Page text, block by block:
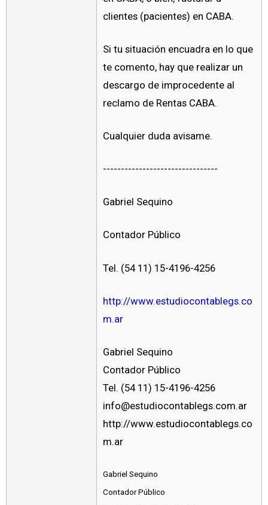
clientes (pacientes) en CABA.
Si tu situación encuadra en lo que
te comento, hay que realizar un
descargo de improcedente al
reclamo de Rentas CABA.
Cualquier duda avisame.
--------------------------------
Gabriel Sequino
Contador Público
Tel. (54 11) 15-4196-4256
http://www.estudiocontablegs.co
m.ar
Gabriel Sequino
Contador Público
Tel. (54 11) 15-4196-4256
info@estudiocontablegs.com.ar
http://www.estudiocontablegs.co
m.ar
Gabriel Sequino
Contador Público